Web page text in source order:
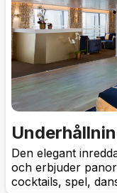
Den elegant
och erbjuder
cocktails, spel,